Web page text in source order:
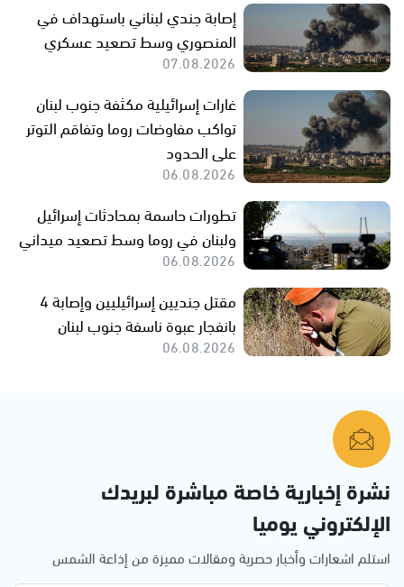
إصابة جندي لبناني باستهداف في
المنصوري وسط تصعيد عسكري
07.08.2026
غارات إسرائيلية مكثفة جنوب لبنان
تواكب مفاوضات روما وتفاقم التوتر
على الحدود
06.08.2026
تطورات حاسمة بمحادثات إسرائيل
ولبنان في روما وسط تصعيد ميداني
06.08.2026
مقتل جنديين إسرائيليين وإصابة 4
بانفجار عبوة ناسفة جنوب لبنان
06.08.2026
نشرة إخبارية خاصة مباشرة لبريدك
الإلكتروني يوميا
استلم اشعارات وأخبار حصرية ومقالات مميزة من إذاعة الشمس